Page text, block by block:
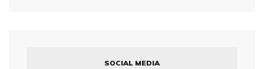
SOCIAL MEDIA